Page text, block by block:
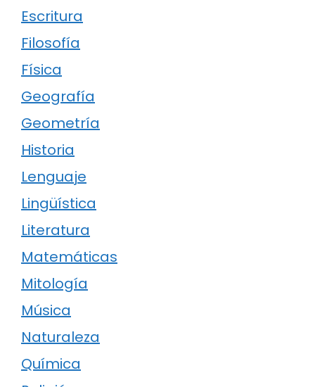
Escritura
Filosofía
Física
Geografía
Geometría
Historia
Lenguaje
Lingüística
Literatura
Matemáticas
Mitología
Música
Naturaleza
Química